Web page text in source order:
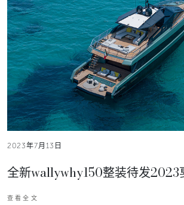
2023年7月13日
全新wallywhy150整装待发2023
查看全文